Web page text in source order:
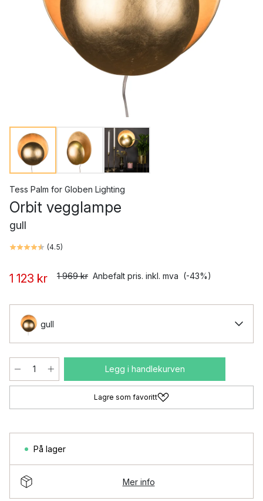
Tess Palm for Globen Lighting
Orbit vegglampe
gull
(4.5)
1 123 kr 1 969 kr Anbefalt pris. inkl. mva (-43%)
gull
Legg i handlekurven
Lagre som favoritt
På lager
Mer info